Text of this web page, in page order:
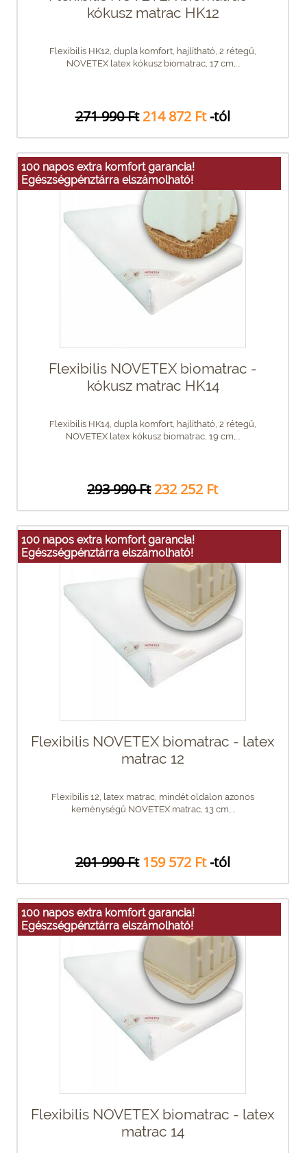
kókusz matrac HK12
Flexibilis HK12, dupla komfort, hajlítható, 2 rétegű,
NOVETEX latex kókusz biomatrac, 17 cm,...
271 990 Ft 214 872 Ft-tól
100 napos extra komfort garancia!
Egészségpénztárra elszámolható!
Flexibilis NOVETEX biomatrac -
kókusz matrac HK14
Flexibilis HK14, dupla komfort, hajlítható, 2 rétegű,
NOVETEX latex kókusz biomatrac, 19 cm,...
293 990 Ft 232 252 Ft
100 napos extra komfort garancia!
Egészségpénztárra elszámolható!
Flexibilis NOVETEX biomatrac - latex
matrac 12
Flexibilis 12, latex matrac, mindét oldalon azonos
keménységű NOVETEX matrac, 13 cm,...
201 990 Ft 159 572 Ft-tól
100 napos extra komfort garancia!
Egészségpénztárra elszámolható!
Flexibilis NOVETEX biomatrac - latex
matrac 14